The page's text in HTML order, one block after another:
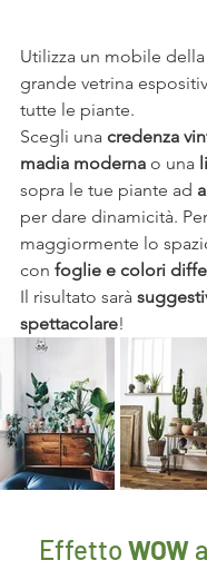
Utilizza un mobile
grande vetrina
tutte le piante.
Scegli una credenza
madia moderna o una
sopra le tue piante ad
per dare dinamicità.
maggiormente lo
con foglie e colori
Il risultato sarà
spettacolare!
Effetto WOW